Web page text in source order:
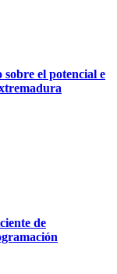
el potencial e
de